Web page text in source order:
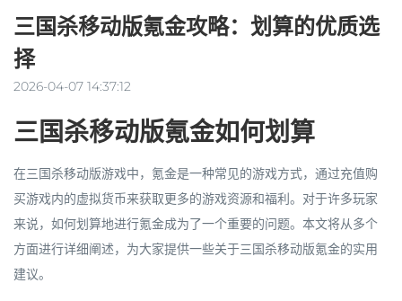
三国杀移动版氪金攻略：划算的优质选
择
2026-04-07 14:37:12
三国杀移动版氪金如何划算
在三国杀移动版游戏中，氪金是一种常见的游戏方式，通过充值购
买游戏内的虚拟货币来获取更多的游戏资源和福利。对于许多玩家
来说，如何划算地进行氪金成为了一个重要的问题。本文将从多个
方面进行详细阐述，为大家提供一些关于三国杀移动版氪金的实用
建议。